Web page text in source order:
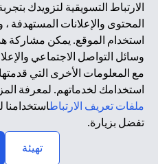
الارتباط التسويقية لتزويدك
المحتوى والإعلانات المستهدفة
استخدام الموقع. يمكن مشاركة
وسائل التواصل الاجتماعي
مع المعلومات الأخرى التي
استخدامك لخدماتهم. لمعرفة
ملفات تعريف الارتباطاستخدامنا
تفضل بزيارة.
تهيئة
العامة \ قانون خصوصية
الصفحة ليس ولا ينبغي تفسيره
لشراء أو بيع أي من المنتجات
2025 citibank.ae